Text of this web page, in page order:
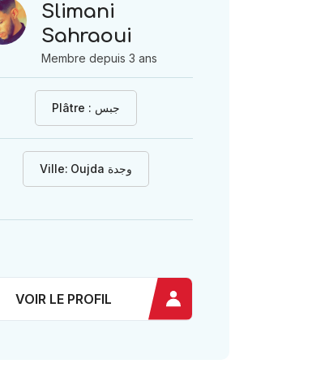
Slimani
Sahraoui
Membre depuis 3 ans
Plâtre : جبس
Ville: Oujda وجدة
VOIR LE PROFIL